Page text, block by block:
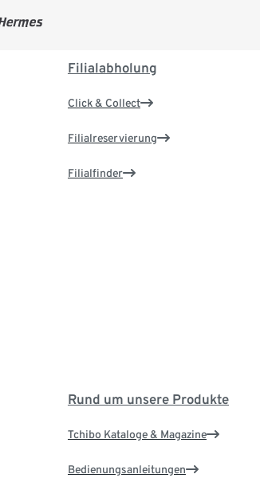
Filialabholung
Click & Collect
Filialreservierung
Filialfinder
Rund um unsere Produkte
Tchibo Kataloge & Magazine
Bedienungsanleitungen